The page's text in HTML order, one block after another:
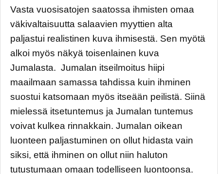
Vasta vuosisatojen saatossa ihmisten omaa
väkivaltaisuutta salaavien myyttien alta
paljastui realistinen kuva ihmisestä. Sen myötä
alkoi myös näkyä toisenlainen kuva
Jumalasta. Jumalan itseilmoitus hiipi
maailmaan samassa tahdissa kuin ihminen
suostui katsomaan myös itseään peilistä. Siinä
mielessä itsetuntemus ja Jumalan tuntemus
voivat kulkea rinnakkain. Jumalan oikean
luonteen paljastuminen on ollut hidasta vain
siksi, että ihminen on ollut niin haluton
tutustumaan omaan todelliseen luontoonsa.